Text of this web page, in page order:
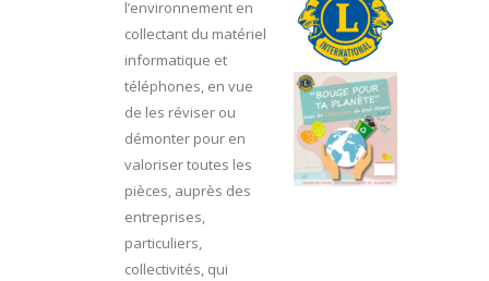
l’environnement en
collectant du matériel
informatique et
téléphones, en vue
de les réviser ou
démonter pour en
valoriser toutes les
pièces, auprès des
entreprises,
particuliers,
collectivités, qui